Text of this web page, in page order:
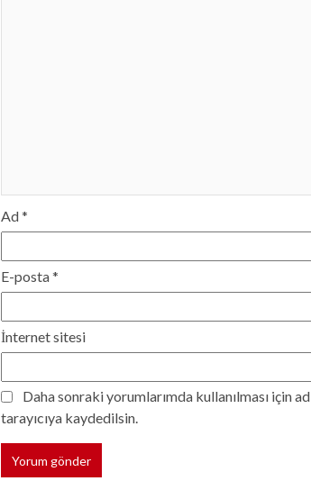
Ad*
E-posta*
İnternet sitesi
Daha sonraki yorumlarımda kullanılması için
tarayıcıya kaydedilsin.